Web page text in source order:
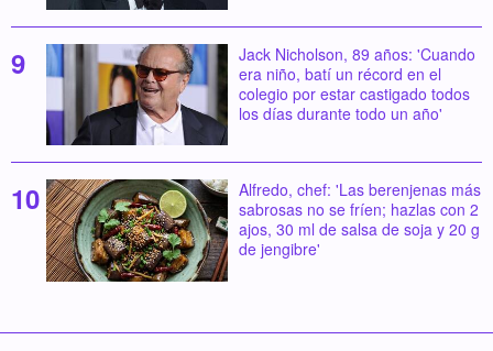
Jack Nicholson, 89 años: 'Cuando
era niño, batí un récord en el
colegio por estar castigado todos
los días durante todo un año'
Alfredo, chef: 'Las berenjenas más
sabrosas no se fríen; hazlas con 2
ajos, 30 ml de salsa de soja y 20 g
de jengibre'